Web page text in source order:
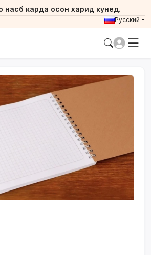
насб карда осон харид кунед.
Русский